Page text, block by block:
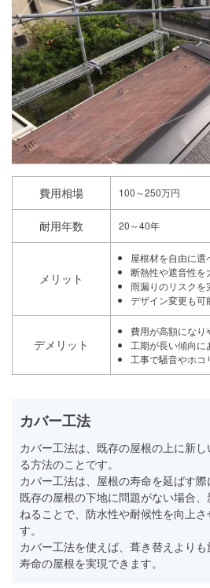
費用相場 100～250万円
耐用年数 20～40年
メリット
屋根材を自由に選
断熱性や遮音性を
雨漏りのリスクを
デザイン変更も可
デメリット
費用が高額になり
工期が長い傾向に
工事で騒音やホコ
カバー工法
カバー工法は、既存の屋根の上に新
る方法のことです。
カバー工法は、屋根の寿命を延ばす
既存の屋根の下地に問題がない場合
ねることで、防水性や耐候性を向上
す。
カバー工法を使えば、葺き替えより
寿命の屋根を実現できます。